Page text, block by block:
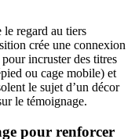
regard au tiers
crée une connexion
incruster des titres
ou cage mobile) et
le sujet d’un décor
le témoignage.
pour renforcer